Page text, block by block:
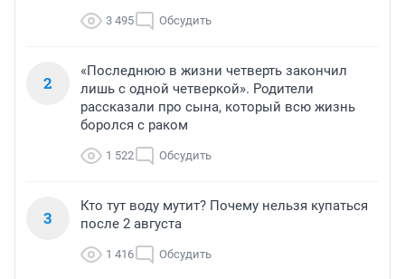
3 495 Обсудить
2
«Последнюю в жизни четверть закончил
лишь с одной четверкой». Родители
рассказали про сына, который всю жизнь
боролся с раком
1 522 Обсудить
3
Кто тут воду мутит? Почему нельзя купаться
после 2 августа
1 416 Обсудить